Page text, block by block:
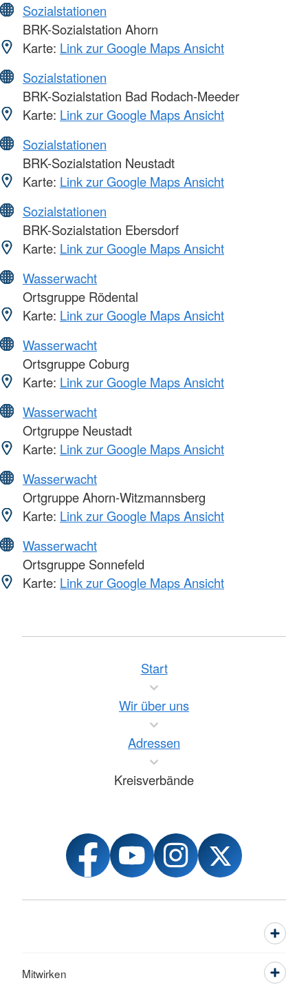
Sozialstationen
BRK-Sozialstation Ahorn
Karte: Link zur Google Maps Ansicht
Sozialstationen
BRK-Sozialstation Bad Rodach-Meeder
Karte: Link zur Google Maps Ansicht
Sozialstationen
BRK-Sozialstation Neustadt
Karte: Link zur Google Maps Ansicht
Sozialstationen
BRK-Sozialstation Ebersdorf
Karte: Link zur Google Maps Ansicht
Wasserwacht
Ortsgruppe Rödental
Karte: Link zur Google Maps Ansicht
Wasserwacht
Ortsgruppe Coburg
Karte: Link zur Google Maps Ansicht
Wasserwacht
Ortgruppe Neustadt
Karte: Link zur Google Maps Ansicht
Wasserwacht
Ortgruppe Ahorn-Witzmannsberg
Karte: Link zur Google Maps Ansicht
Wasserwacht
Ortsgruppe Sonnefeld
Karte: Link zur Google Maps Ansicht
Start
Wir über uns
Adressen
Kreisverbände
Mitwirken